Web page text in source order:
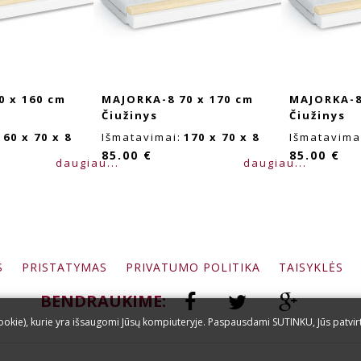
MAJORKA-8 70 x 170 cm
Išmatavimai:
170 x 70 x 8
daugiau...
MAJORKA-8 70 x 180 cm
Išmatavimai:
180 x 70 x 8
PRISTATYMAS PRIVATUMO POLITIKA TAISYKLĖS
BENDRAUKIME:
kurie yra išsaugomi Jūsų kompiuteryje. Paspausdami SUTINKU, Jūs